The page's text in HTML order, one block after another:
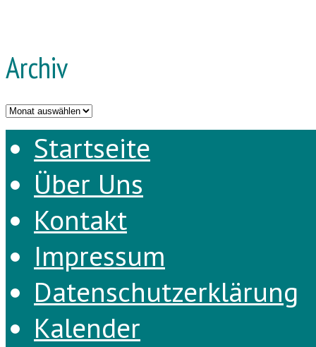
Archiv
Archiv
Startseite
Über Uns
Kontakt
Impressum
Datenschutzerklärung
Kalender